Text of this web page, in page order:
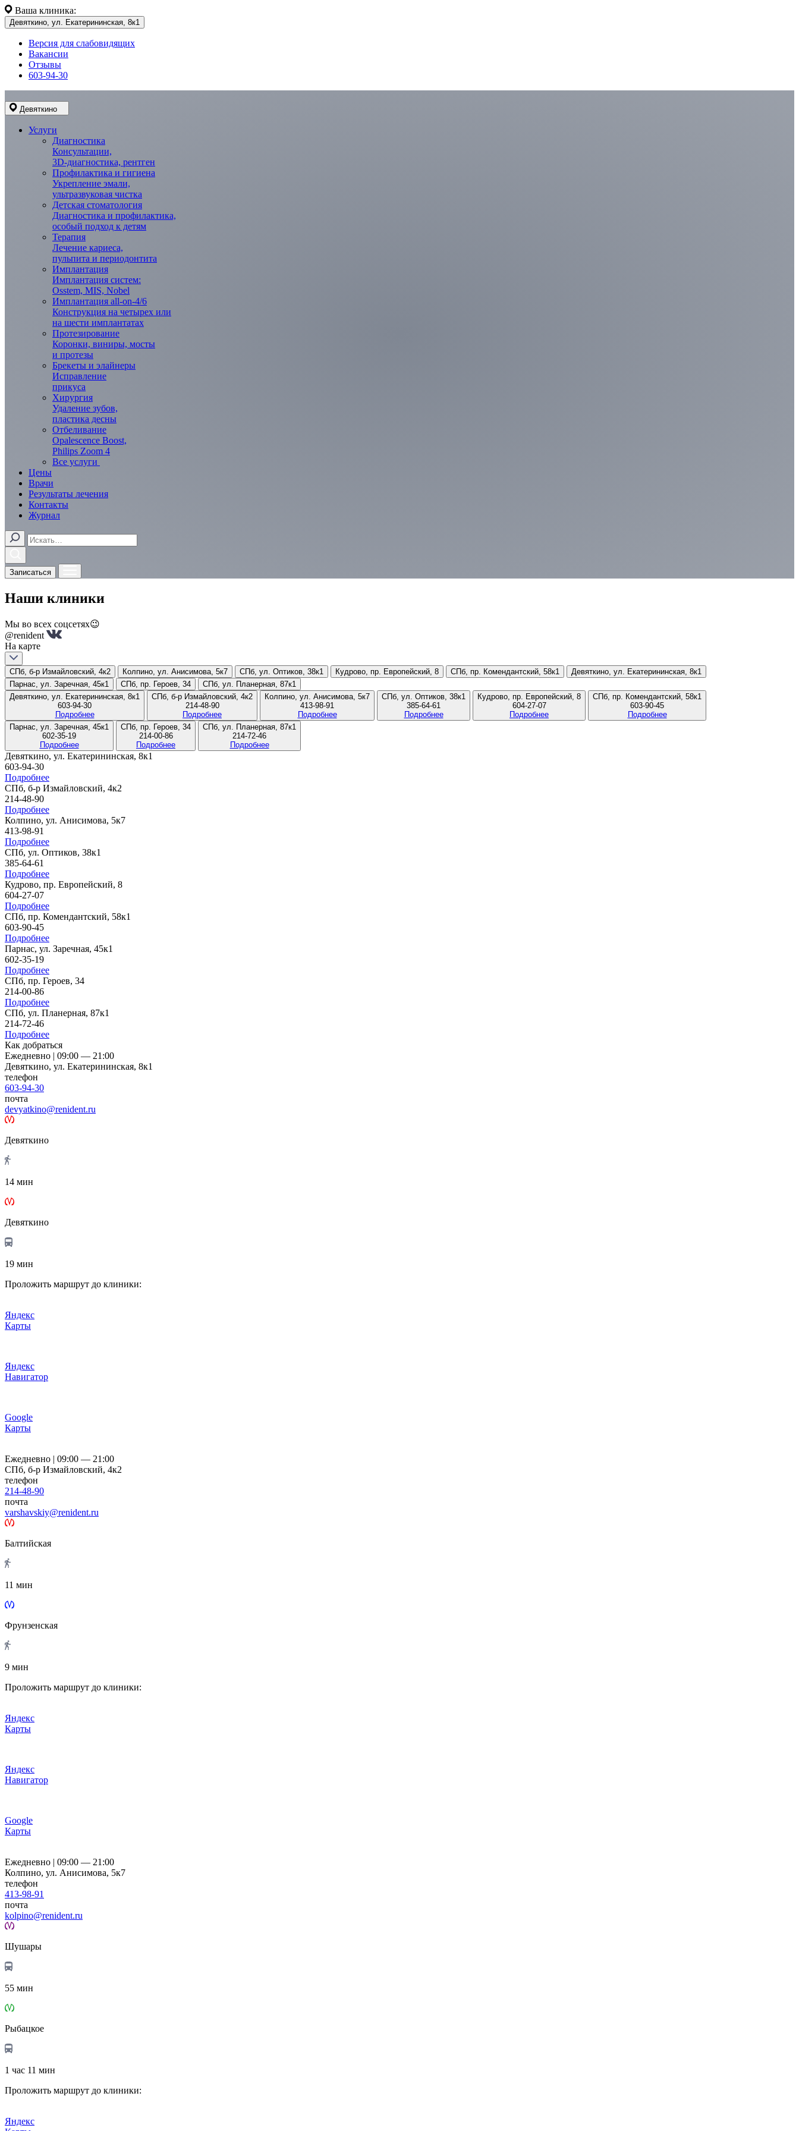
Ваша клиника:
Девяткино, ул. Екатерининская, 8к1
Версия для слабовидящих
Вакансии
Отзывы
603-94-30
Девяткино
Услуги
Диагностика
Консультации,
3D-диагностика, рентген
Профилактика и гигиена
Укрепление эмали,
ультразвуковая чистка
Детская стоматология
Диагностика и профилактика,
особый подход к детям
Терапия
Лечение кариеса,
пульпита и периодонтита
Имплантация
Имплантация систем:
Osstem, MIS, Nobel
Имплантация all-on-4/6
Конструкция на четырех или
на шести имплантатах
Протезирование
Коронки, виниры, мосты
и протезы
Брекеты и элaйнеры
Исправление
прикуса
Хирургия
Удаление зубов,
пластика десны
Отбеливание
Opalescence Boost,
Philips Zoom 4
Все услуги
Цены
Врачи
Результаты лечения
Контакты
Журнал
Записаться
Наши клиники
Мы во всех соцсетях😉
@renident
На карте
СПб, б-р Измайловский, 4к2 Колпино, ул. Анисимова, 5к7 СПб, ул. Оптиков, 38к1 Кудрово, пр. Европейский, 8 СПб, пр. Комендантский, 58к1
Девяткино, ул. Екатерининская, 8к1
Парнас, ул. Заречная, 45к1
СПб, пр. Героев, 34
СПб, ул. Планерная, 87к1
Девяткино, ул. Екатерининская, 8к1
603-94-30
Подробнее
СПб, б-р Измайловский, 4к2
214-48-90
Подробнее
Колпино, ул. Анисимова, 5к7
413-98-91
Подробнее
СПб, ул. Оптиков, 38к1
385-64-61
Подробнее
Кудрово, пр. Европейский, 8
604-27-07
Подробнее
СПб, пр. Комендантский, 58к1
603-90-45
Подробнее
Парнас, ул. Заречная, 45к1
602-35-19
Подробнее
СПб, пр. Героев, 34
214-00-86
Подробнее
СПб, ул. Планерная, 87к1
214-72-46
Подробнее
Девяткино, ул. Екатерининская, 8к1
603-94-30
Подробнее
СПб, б-р Измайловский, 4к2
214-48-90
Подробнее
Колпино, ул. Анисимова, 5к7
413-98-91
Подробнее
СПб, ул. Оптиков, 38к1
385-64-61
Подробнее
Кудрово, пр. Европейский, 8
604-27-07
Подробнее
СПб, пр. Комендантский, 58к1
603-90-45
Подробнее
Парнас, ул. Заречная, 45к1
602-35-19
Подробнее
СПб, пр. Героев, 34
214-00-86
Подробнее
СПб, ул. Планерная, 87к1
214-72-46
Подробнее
Как добраться
Ежедневно | 09:00 — 21:00
Девяткино, ул. Екатерининская, 8к1
телефон
603-94-30
почта
devyatkino@renident.ru
Девяткино
14 мин
Девяткино
19 мин
Проложить маршрут до клиники:
Яндекс
Карты
Яндекс
Навигатор
Google
Карты
Ежедневно | 09:00 — 21:00
СПб, б-р Измайловский, 4к2
телефон
214-48-90
почта
varshavskiy@renident.ru
Балтийская
11 мин
Фрунзенская
9 мин
Проложить маршрут до клиники:
Яндекс
Карты
Яндекс
Навигатор
Google
Карты
Ежедневно | 09:00 — 21:00
Колпино, ул. Анисимова, 5к7
телефон
413-98-91
почта
kolpino@renident.ru
Шушары
55 мин
Рыбацкое
1 час 11 мин
Проложить маршрут до клиники:
Яндекс